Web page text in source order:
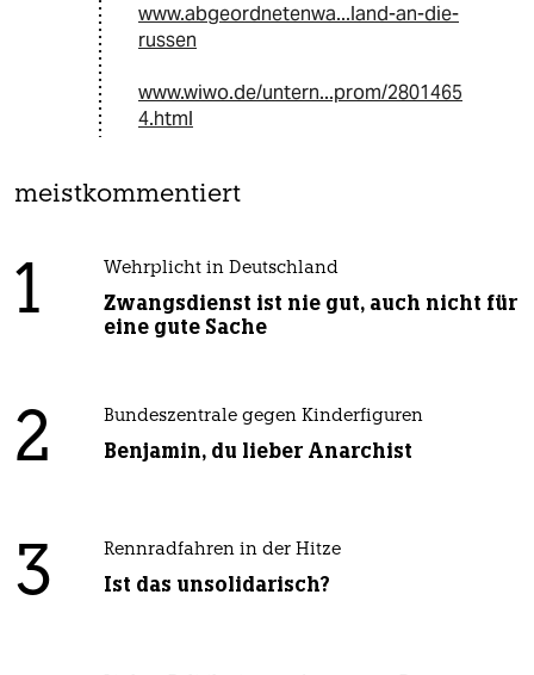
www.abgeordnetenwa...land-an-die-
russen
www.wiwo.de/untern...prom/2801465
4.html
meistkommentiert
1 Wehrplicht in Deutschland
Zwangsdienst ist nie gut, auch nicht für
eine gute Sache
2 Bundeszentrale gegen Kinderfiguren
Benjamin, du lieber Anarchist
3 Rennradfahren in der Hitze
Ist das unsolidarisch?